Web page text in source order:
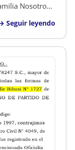
Nosotros,
identidad
y KRISANN
Seguir leyendo